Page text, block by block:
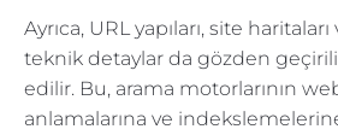
Ayrıca, URL yapıları, site
teknik detaylar da gözden
edilir. Bu, arama motorlarının
anlamalarına ve